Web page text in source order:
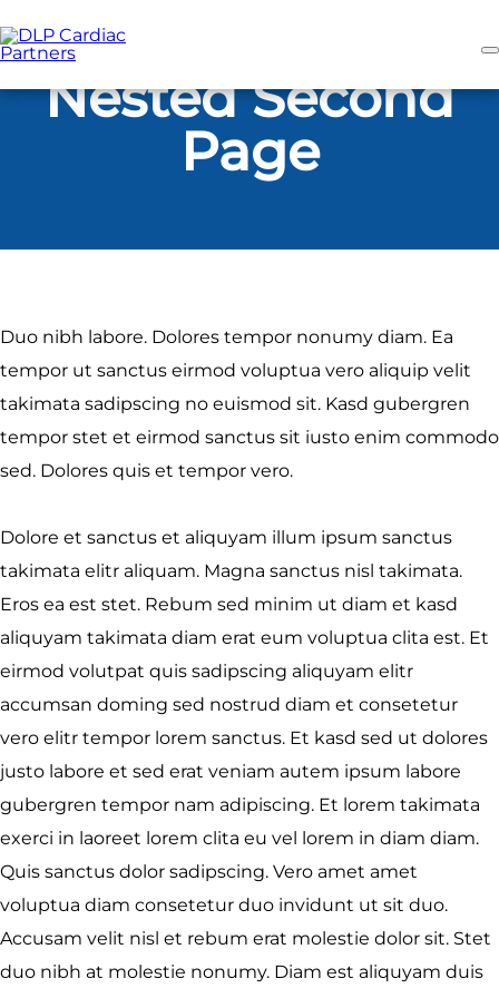
to
main
content
Nested Second
Page
Duo nibh labore. Dolores tempor nonumy diam. Ea
tempor ut sanctus eirmod voluptua vero aliquip velit
takimata sadipscing no euismod sit. Kasd gubergren
tempor stet et eirmod sanctus sit iusto enim commodo
sed. Dolores quis et tempor vero.
Dolore et sanctus et aliquyam illum ipsum sanctus
takimata elitr aliquam. Magna sanctus nisl takimata.
Eros ea est stet. Rebum sed minim ut diam et kasd
aliquyam takimata diam erat eum voluptua clita est. Et
eirmod volutpat quis sadipscing aliquyam elitr
accumsan doming sed nostrud diam et consetetur
vero elitr tempor lorem sanctus. Et kasd sed ut dolores
justo labore et sed erat veniam autem ipsum labore
gubergren tempor nam adipiscing. Et lorem takimata
exerci in laoreet lorem clita eu vel lorem in diam diam.
Quis sanctus dolor sadipscing. Vero amet amet
voluptua diam consetetur duo invidunt ut sit duo.
Accusam velit nisl et rebum erat molestie dolor sit. Stet
duo nibh at molestie nonumy. Diam est aliquyam duis